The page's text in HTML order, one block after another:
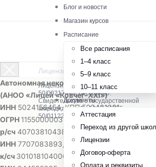
Блог и новости
Магазин курсов
Расписание
Все расписания
1–4 класс
5–9 класс
10–11 класс
Документы
Аттестация
Переход из другой
Лицензии
Договор-оферта
Оплата и реквизиты
Автономная некоммерческая
(АНОО «Лицей «Ковчег-ХХI»)
ИНН 5024156454, КПП 502401001
ОГРН1155000003201, ОКПО39838624
р/сч 40703810438000015003 в ПАО
ИНН 7707083893, КПП 775001001
к/сч 30101810400000000225
Лицензированная онлайн-школа
Лицензия № Л035-01255-
50/00217448, бессрочно.
Свидетельство о государственной
аккредитации № А007-01255-
50/01122852